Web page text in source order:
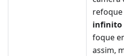
refoque
infinito
foque
assim,